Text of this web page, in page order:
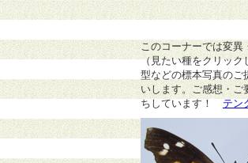
このコーナーでは変異
（見たい種をクリック
型などの標本写真のご
いします。ご感想・
ちしています！
テン